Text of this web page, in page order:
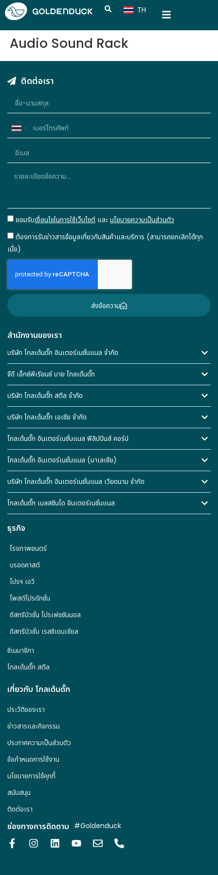
TH
CN
Audio Sound Rack
สำนักงานของเรา
บริษัท โกลเด้นดั๊ก อินเตอร์เนชั่นแนล จำกัด
จีดี เอ็กซ์พีเรียนซ์ บาย โกลเด้นดั๊ก
บริษัท โกลเด้นดั๊ก สตีล จำกัด
บริษัท โกลเด้นดั๊ก เอเชีย จำกัด
โกลเด้นดั๊ก อินเตอร์เนชั่นแนล ฟิลิปปินส์ คอร์ป
โกลเด้นดั๊ก อินเตอร์เนชั่นแนล (มาเลเซีย)
บริษัท โกลเด้นดั๊ก อินเตอร์เนชั่นแนล เวียดนาม จำกัด
โกลเด้นดั๊ก เบลสซินโด อินเตอร์เนชั่นแนล
ธุรกิจ
ดิสทริบิวชั่น เรสซิเดนเชียล
ดิสทริบิวชั่น โปรเฟซชันนอล
โพสต์โปรดักชั่น
โปรฯ เอวี
บรอดคาสต์
โรงภาพยนตร์
ซิเนมาจิกา
โกลเด้นดั๊ก สตีล
เกี่ยวกับ โกลเด้นดั๊ก
ประวัติของเรา
ข่าวสารและกิจกรรม
ประกาศความเป็นส่วนตัว
ข้อกำหนดการใช้งาน
นโยบายการใช้คุกกี้
สนับสนุน
ติดต่อเรา
ช่องทางการติดตาม #Goldenduck
ติดต่อเรา
Thailand
ยอมรับเงื่อนไขในการใช้เว็บไซต์ และ นโยบายความเป็นส่วนตัว
ต้องการรับข่าวสารข้อมูลเกี่ยวกับสินค้าและบริการ (สามารถยกเลิกได้ทุก
เมื่อ)
ส่งข้อความ